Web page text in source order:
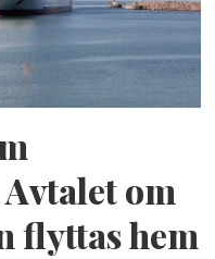
om
flyttas hem